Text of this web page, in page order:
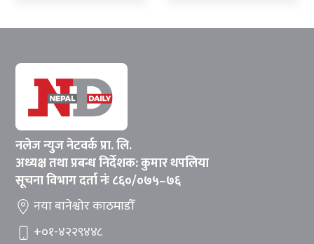
नलेज न्युज नेटवर्क प्रा. लि.
अध्यक्ष तथा प्रबन्ध निर्देशक: कुमार थपलिया
सूचना विभाग दर्ता नंः ८६०/०७५–७६
नया बानेश्वोर काठमाडौँ
+०१-४२२९४४८